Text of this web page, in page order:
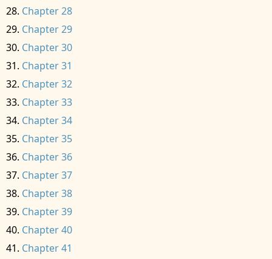
Chapter 28
Chapter 29
Chapter 30
Chapter 31
Chapter 32
Chapter 33
Chapter 34
Chapter 35
Chapter 36
Chapter 37
Chapter 38
Chapter 39
Chapter 40
Chapter 41